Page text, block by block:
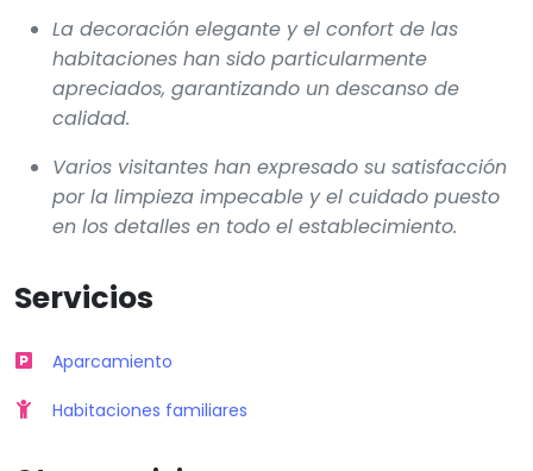
La decoración elegante y el confort de las
habitaciones han sido particularmente
apreciados, garantizando un descanso de
calidad.
Varios visitantes han expresado su satisfacción
por la limpieza impecable y el cuidado puesto
en los detalles en todo el establecimiento.
Servicios
Aparcamiento
Habitaciones familiares